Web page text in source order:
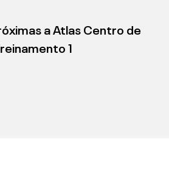
a Atlas Centro de
1